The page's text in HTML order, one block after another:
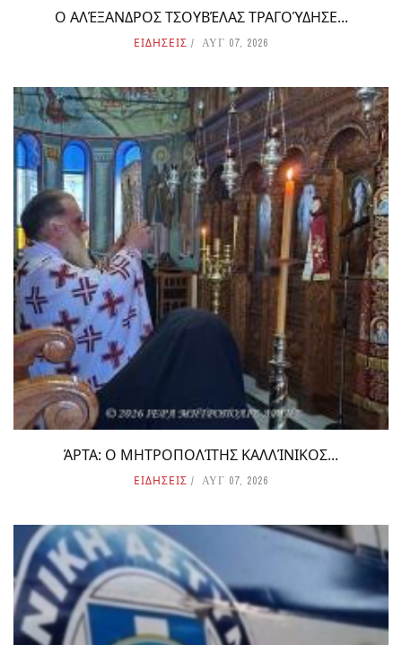
Ο ΑΛΈΞΑΝΔΡΟΣ ΤΣΟΥΒΈΛΑΣ ΤΡΑΓΟΎΔΗΣΕ...
ΕΙΔΗΣΕΙΣ ΑΥΓ 07, 2026
ΆΡΤΑ: Ο ΜΗΤΡΟΠΟΛΊΤΗΣ ΚΑΛΛΊΝΙΚΟΣ...
ΕΙΔΗΣΕΙΣ ΑΥΓ 07, 2026